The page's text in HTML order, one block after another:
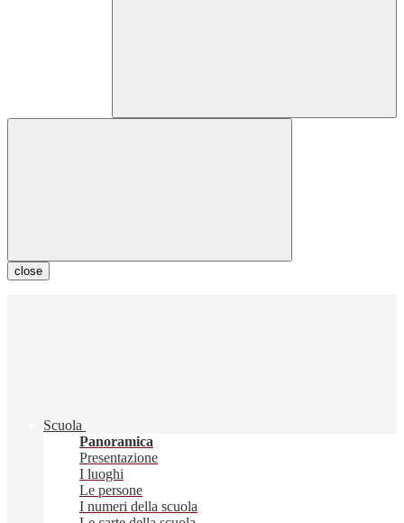
close
Scuola
Panoramica
Presentazione
I luoghi
Le persone
I numeri della scuola